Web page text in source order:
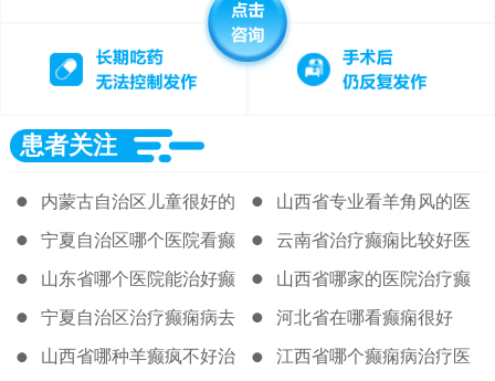
患者关注
内蒙古自治区儿童很好的
癫痫医院
山西省专业看羊角风的医
院
宁夏自治区哪个医院看癫
痫好很新
云南省治疗癫痫比较好医
院
山东省哪个医院能治好癫
痫病
山西省哪家的医院治疗癫
痫病很好
宁夏自治区治疗癫痫病去
那个医院
河北省在哪看癫痫很好
山西省哪种羊癫疯不好治 江西省哪个癫痫病治疗医